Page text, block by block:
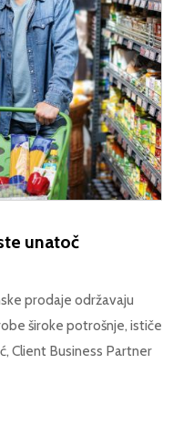
unatoč
prodaje održavaju
široke potrošnje, ističe
Client Business Partner